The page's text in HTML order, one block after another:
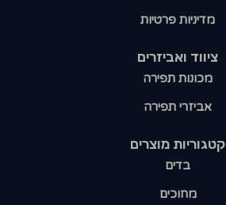
קטגוריות מוצרים​
בדים
מחוכים
ציווד ואביזרים
מכונות תפירה
אביזרי תפירה
מדיניות פרטיות